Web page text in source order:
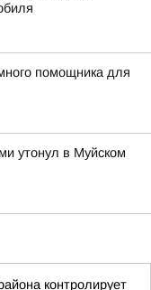
помощника для
утонул в Муйском
контролирует